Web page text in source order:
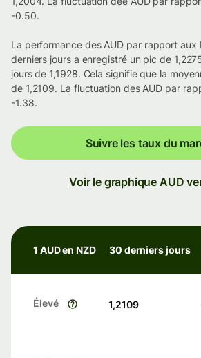
-0.50.
La performance des AUD par rapport aux
derniers jours a enregistré un pic de
jours de 1,1928. Cela signifie que la
de 1,2109. La fluctuation des AUD par
-1.38.
Suivre les taux du
Voir le graphique AUD
1 AUD en NZD 30 derniers jours
Élevé 1,2109